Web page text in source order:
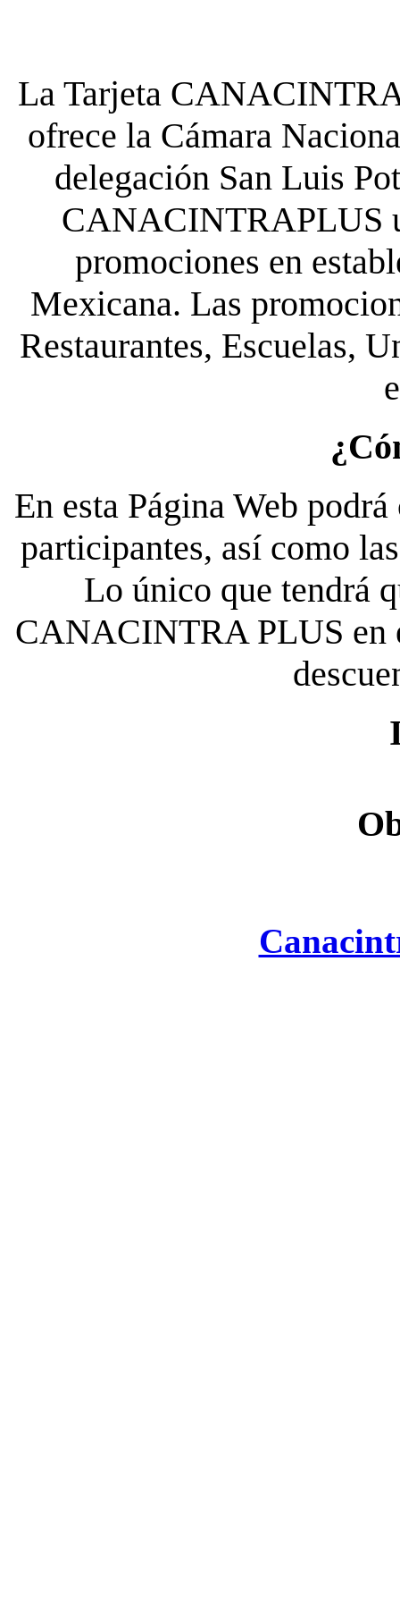
La Tarjeta
ofrece la Cámara
delegación San Luis
CANACINTRAPLUS
promociones en
Mexicana. Las
Restaurantes, Escuelas,
En esta Página Web
participantes, así como
Lo único que tendrá
CANACINTRA PLUS en